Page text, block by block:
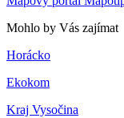
Mohlo by Vás zajímat
Horácko
Ekokom
Kraj Vysočina